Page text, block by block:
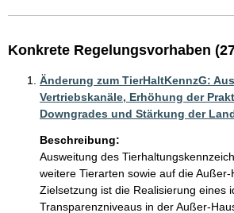
Konkrete Regelungsvorhaben
Änderung zum TierHaltKennzG:
Vertriebskanäle, Erhöhung der
Downgrades und Stärkung der
Beschreibung:
Ausweitung des
weitere Tierarten sowie auf die Außer-
Zielsetzung ist die Realisierung eines
Transparenzniveaus in der Außer-